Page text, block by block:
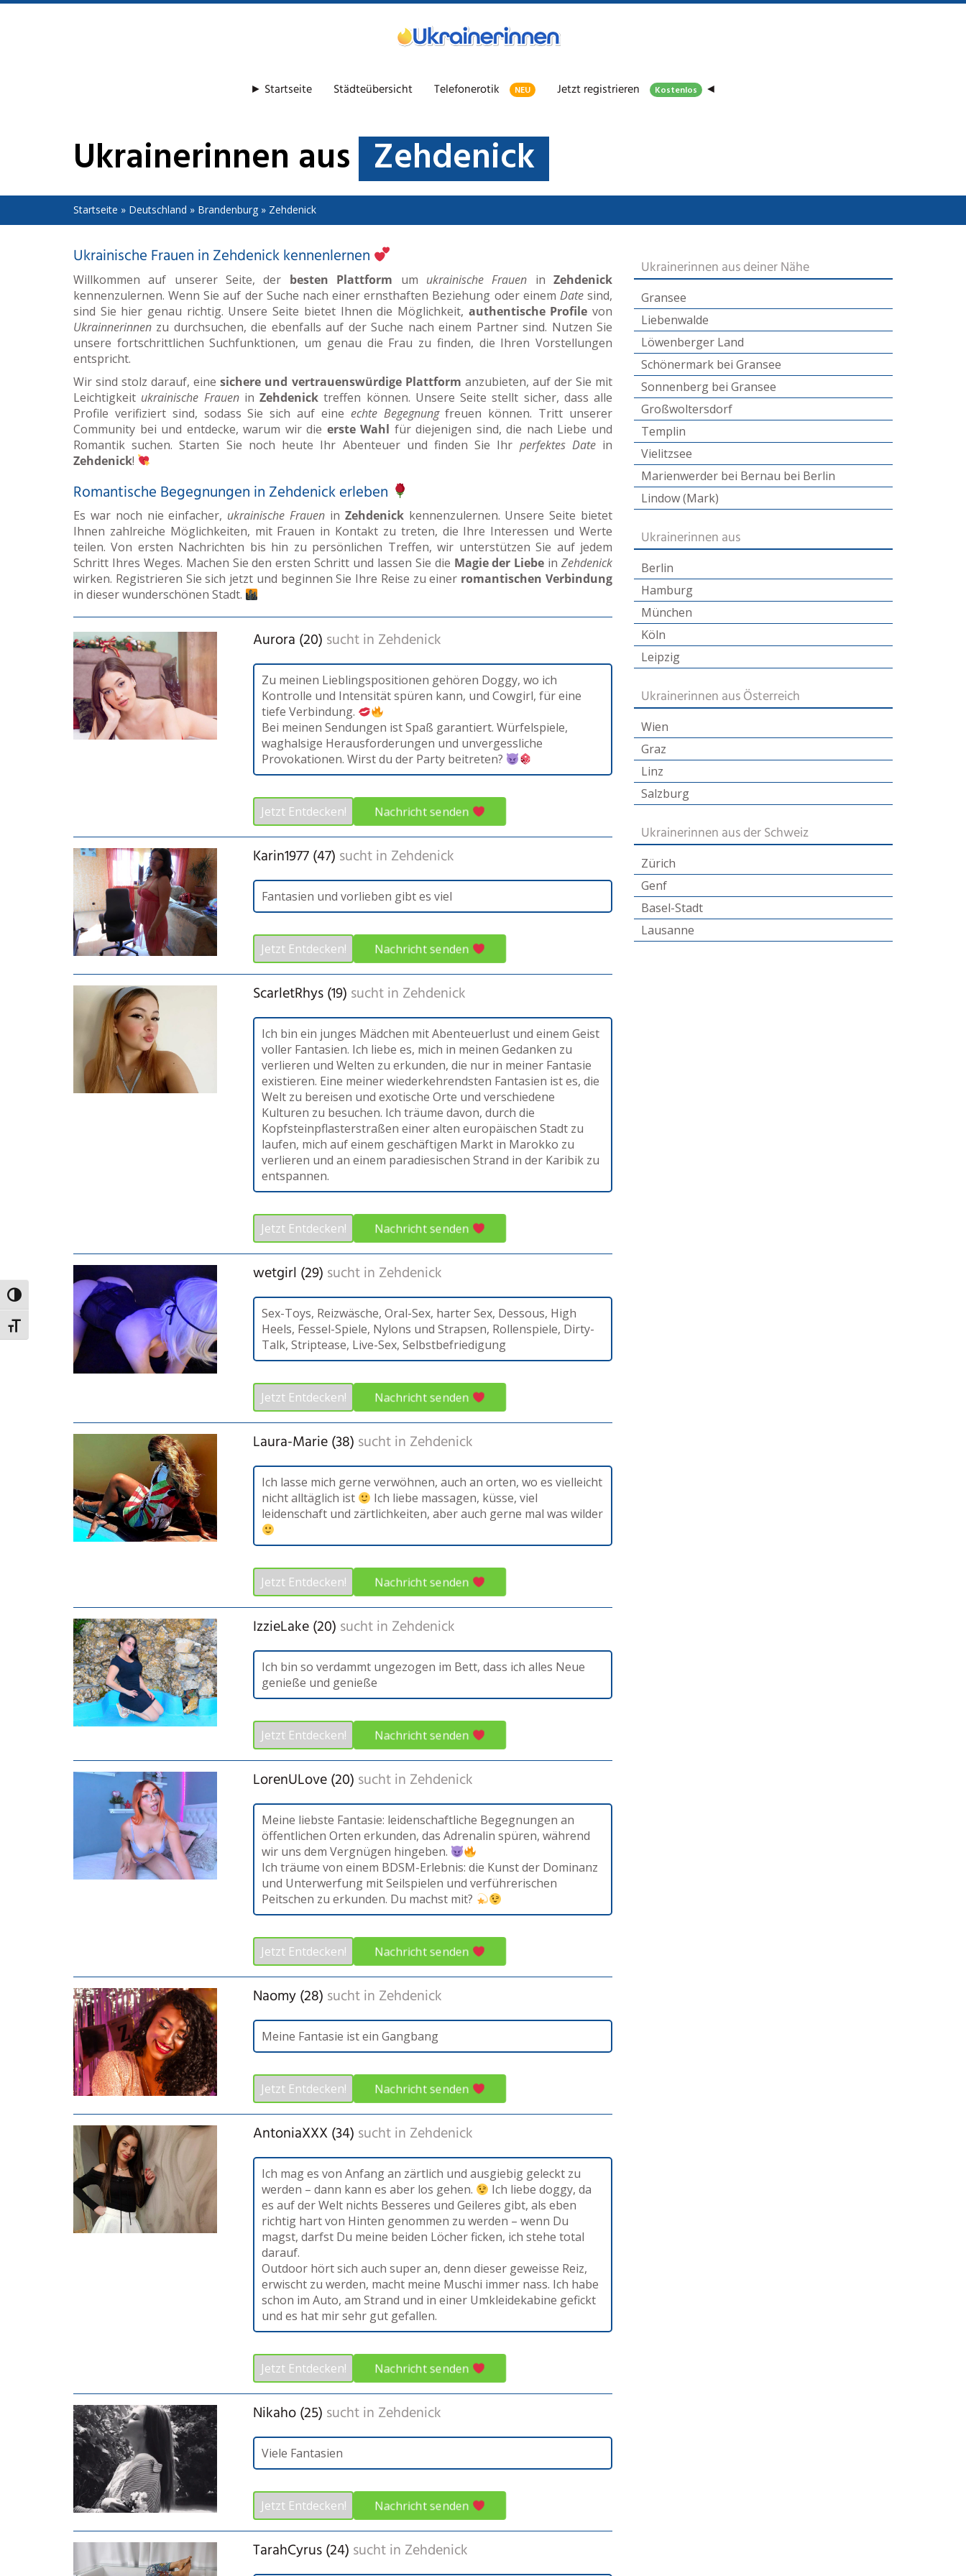
Umschalten auf hohe Kontraste
Schrift vergrößern
Skip
► Startseite Städteübersicht Telefonerotik NEU Jetzt registrieren Kostenlos ◄
Ukrainerinnen aus Zehdenick
Startseite » Deutschland » Brandenburg » Zehdenick
Ukrainische Frauen in Zehdenick kennenlernen
Willkommen auf unserer Seite, der besten Plattform um ukrainische Frauen inZehdenick
kennenzulernen. Wenn Sie auf der Suche nach einer ernsthaften Beziehung oder einem Datesind,
sind Sie hier genau richtig. Unsere Seite bietet Ihnen die Möglichkeit, authentische Profile von
Ukrainnerinnen zu durchsuchen, die ebenfalls auf der Suche nach einem Partner sind. Nutzen Sie
unsere fortschrittlichen Suchfunktionen, um genau die Frau zu finden, die Ihren Vorstellungen
entspricht.
Wir sind stolz darauf, einesichere und vertrauenswürdige Plattform anzubieten, auf der Sie mit
Leichtigkeit ukrainische Frauenin Zehdenick treffen können. Unsere Seite stellt sicher, dass alle
Profile verifiziert sind, sodass Sie sich auf eine echte Begegnungfreuen können. Tritt unserer
Community bei und entdecke, warum wir die erste Wahl für diejenigen sind, die nach Liebe und
Romantik suchen. Starten Sie noch heute Ihr Abenteuer und finden Sie Ihr perfektes Datein
Zehdenick!
Romantische Begegnungen in Zehdenick erleben
Es war noch nie einfacher, ukrainische Frauen in Zehdenickkennenzulernen. Unsere Seite bietet
Ihnen zahlreiche Möglichkeiten, mit Frauen in Kontakt zu treten, die Ihre Interessen und Werte
teilen. Von ersten Nachrichten bis hin zu persönlichen Treffen, wir unterstützen Sie auf jedem
Schritt Ihres Weges. Machen Sie den ersten Schritt und lassen Sie die Magie der Liebe in Zehdenick
wirken. Registrieren Sie sich jetzt und beginnen Sie Ihre Reise zu einer romantischen Verbindung
in dieser wunderschönen Stadt.
Aurora (20) sucht in Zehdenick
Zu meinen Lieblingspositionen gehören Doggy, wo ich
Kontrolle und Intensität spüren kann, und Cowgirl, für eine
tiefe Verbindung.
Bei meinen Sendungen ist Spaß garantiert. Würfelspiele,
waghalsige Herausforderungen und unvergessliche
Provokationen. Wirst du der Party beitreten?
Jetzt Entdecken! Nachricht senden
Karin1977 (47) sucht in Zehdenick
Fantasien und vorlieben gibt es viel
Jetzt Entdecken! Nachricht senden
ScarletRhys (19) sucht in Zehdenick
Ich bin ein junges Mädchen mit Abenteuerlust und einem Geist
voller Fantasien. Ich liebe es, mich in meinen Gedanken zu
verlieren und Welten zu erkunden, die nur in meiner Fantasie
existieren. Eine meiner wiederkehrendsten Fantasien ist es, die
Welt zu bereisen und exotische Orte und verschiedene
Kulturen zu besuchen. Ich träume davon, durch die
Kopfsteinpflasterstraßen einer alten europäischen Stadt zu
laufen, mich auf einem geschäftigen Markt in Marokko zu
verlieren und an einem paradiesischen Strand in der Karibik zu
entspannen.
Jetzt Entdecken! Nachricht senden
wetgirl (29) sucht in Zehdenick
Sex-Toys, Reizwäsche, Oral-Sex, harter Sex, Dessous, High
Heels, Fessel-Spiele, Nylons und Strapsen, Rollenspiele, Dirty-
Talk, Striptease, Live-Sex, Selbstbefriedigung
Jetzt Entdecken! Nachricht senden
Laura-Marie (38) sucht in Zehdenick
Ich lasse mich gerne verwöhnen, auch an orten, wo es vielleicht
nicht alltäglich ist
Ich liebe massagen, küsse, viel
leidenschaft und zärtlichkeiten, aber auch gerne mal was wilder
Jetzt Entdecken! Nachricht senden
IzzieLake (20) sucht in Zehdenick
Ich bin so verdammt ungezogen im Bett, dass ich alles Neue
genieße und genieße
Jetzt Entdecken! Nachricht senden
LorenULove (20) sucht in Zehdenick
Meine liebste Fantasie: leidenschaftliche Begegnungen an
öffentlichen Orten erkunden, das Adrenalin spüren, während
wir uns dem Vergnügen hingeben.
Ich träume von einem BDSM-Erlebnis: die Kunst der Dominanz
und Unterwerfung mit Seilspielen und verführerischen
Peitschen zu erkunden. Du machst mit?
Jetzt Entdecken! Nachricht senden
Naomy (28) sucht in Zehdenick
Meine Fantasie ist ein Gangbang
Jetzt Entdecken! Nachricht senden
AntoniaXXX (34) sucht in Zehdenick
Ich mag es von Anfang an zärtlich und ausgiebig geleckt zu
werden – dann kann es aber los gehen.
Ich liebe doggy, da
es auf der Welt nichts Besseres und Geileres gibt, als eben
richtig hart von Hinten genommen zu werden – wenn Du
magst, darfst Du meine beiden Löcher ficken, ich stehe total
darauf.
Outdoor hört sich auch super an, denn dieser geweisse Reiz,
erwischt zu werden, macht meine Muschi immer nass. Ich habe
schon im Auto, am Strand und in einer Umkleidekabine gefickt
und es hat mir sehr gut gefallen.
Jetzt Entdecken! Nachricht senden
Nikaho (25) sucht in Zehdenick
Viele Fantasien
Jetzt Entdecken! Nachricht senden
TarahCyrus (24) sucht in Zehdenick
Ukrainerinnen aus deiner Nähe
Gransee
Liebenwalde
Löwenberger Land
Schönermark bei Gransee
Sonnenberg bei Gransee
Großwoltersdorf
Templin
Vielitzsee
Marienwerder bei Bernau bei Berlin
Lindow (Mark)
Ukrainerinnen aus
Berlin
Hamburg
München
Köln
Leipzig
Ukrainerinnen aus Österreich
Wien
Graz
Linz
Salzburg
Ukrainerinnen aus der Schweiz
Zürich
Genf
Basel-Stadt
Lausanne